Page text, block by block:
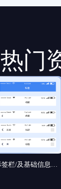
热门